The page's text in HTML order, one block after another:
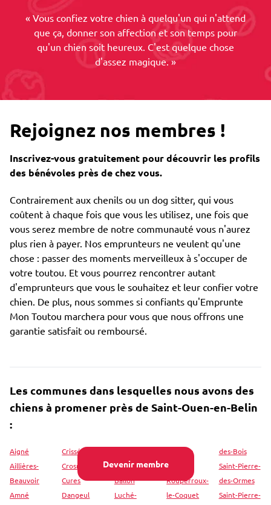
Devenir membre
« Vous confiez votre chien à quelqu'un qui n'attend
que ça, donner son affection et son temps pour
qu'un chien soit heureux. C'est quelque chose
d'assez magique. »
Rejoignez nos membres !
Inscrivez-vous gratuitement pour découvrir les profils
des bénévoles près de chez vous.
Contrairement aux chenils ou un dog sitter, qui vous
coûtent à chaque fois que vous les utilisez, une fois que
vous serez membre de notre communauté vous n'aurez
plus rien à payer. Nos emprunteurs ne veulent qu'une
chose : passer des moments merveilleux à s'occuper de
votre toutou. Et vous pourrez rencontrer autant
d'emprunteurs que vous le souhaitez et leur confier votre
chien. De plus, nous sommes si confiants qu'Emprunte
Mon Toutou marchera pour vous que nous offrons une
garantie satisfait ou remboursé.
Les communes dans lesquelles nous avons des
chiens à promener près de Saint-Ouen-en-Belin
:
Aigné
Aillières-
Beauvoir
Amné
Crissé
Crosmières
Cures
Dangeul
Lucé-sous-
Ballon
Luché-
Rouillon
Roullée
Rouperroux-
le-Coquet
des-Bois
Saint-Pierre-
des-Ormes
Saint-Pierre-